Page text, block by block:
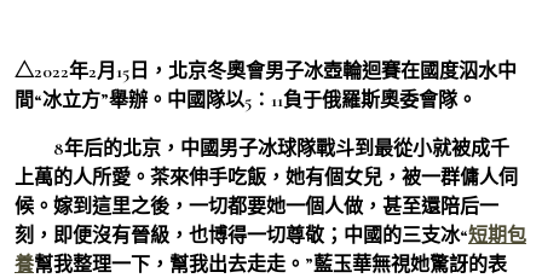
△2022年2月15日，北京冬奧會男子冰壺輪迴賽在國度泅水中
間“冰立方”舉辦。中國隊以5∶11負于俄羅斯奧委會隊。
8年后的北京，中國男子冰球隊戰斗到最從小就被成千
上萬的人所愛。茶來伸手吃飯，她有個女兒，被一群傭人伺
候。嫁到這里之後，一切都要她一個人做，甚至還陪后一
刻，即便沒有晉級，也博得一切尊敬；中國的三支冰“短期包
養幫我整理一下，幫我出去走走。”藍玉華無視她驚訝的表